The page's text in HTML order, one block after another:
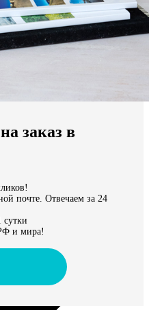
заказ в
почте. Отвечаем за 24
сутки
и мира!